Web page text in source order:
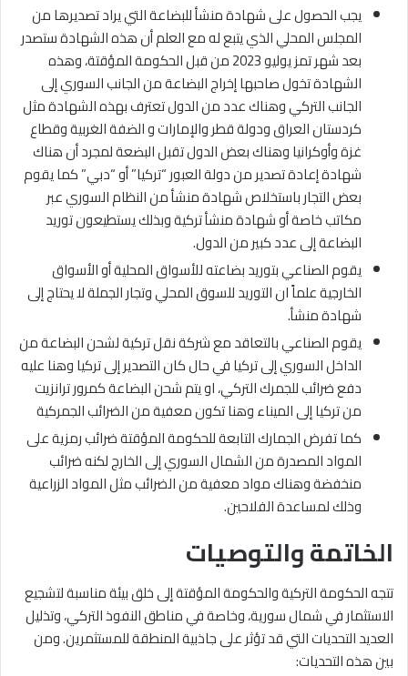
يجب الحصول على شهادة منشأ للبضاعة التي يراد تصديرها من
المجلس المحلي الذي يتبع له مع العلم أن هذه الشهادة ستصدر
بعد شهر تمز يوليو 2023 من قبل الحكومة المؤقتة، وهذه
الشهادة تخول صاحبها إخراج البضاعة من الجانب السوري إلى
الجانب التركي وهناك عدد من الدول تعترف بهذه الشهادة مثل
كردستان العراق ودولة قطر والإمارات و الضفة الغربية وقطاع
غزة وأوكرانيا وهناك بعض الدول تقبل البضعة لمجرد أن هناك
شهادة إعادة تصدير من دولة العبور “تركيا” أو “دبي” كما يقوم
بعض التجار باستخلاص شهادة منشأ من النظام السوري عبر
مكاتب خاصة أو شهادة منشأ تركية وبذلك يستطيعون توريد
البضاعة إلى عدد كبير من الدول.
يقوم الصناعي بتوريد بضاعته للأسواق المحلية أو الأسواق
الخارجية علماً ان التوريد للسوق المحلي وتجار الجملة لا يحتاج إلى
شهادة منشأ.
يقوم الصناعي بالتعاقد مع شركة نقل تركية لشحن البضاعة من
الداخل السوري إلى تركيا في حال كان التصدير إلى تركيا وهنا عليه
دفع ضرائب للجمرك التركي، او يتم شحن البضاعة كمرور ترانزيت
من تركيا إلى الميناء وهنا تكون معفية من الضرائب الجمركية
كما تفرض الجمارك التابعة للحكومة المؤقتة ضرائب رمزية على
المواد المصدرة من الشمال السوري إلى الخارج لكنه ضرائب
منخفضة وهناك مواد معفية من الضرائب مثل المواد الزراعية
وذلك لمساعدة الفلاحين.
الخاتمة والتوصيات
تتجه الحكومة التركية والحكومة المؤقتة إلى خلق بيئة مناسبة لتشجيع
الاستثمار في شمال سورية، وخاصة في مناطق النفوذ التركي، وتذليل
العديد التحديات التي قد تؤثر على جاذبية المنطقة للمستثمرين. ومن
بين هذه التحديات: